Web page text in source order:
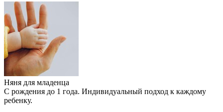
Няня для младенца
С рождения до 1 года. Индивидуальный подход к каждому
ребенку.